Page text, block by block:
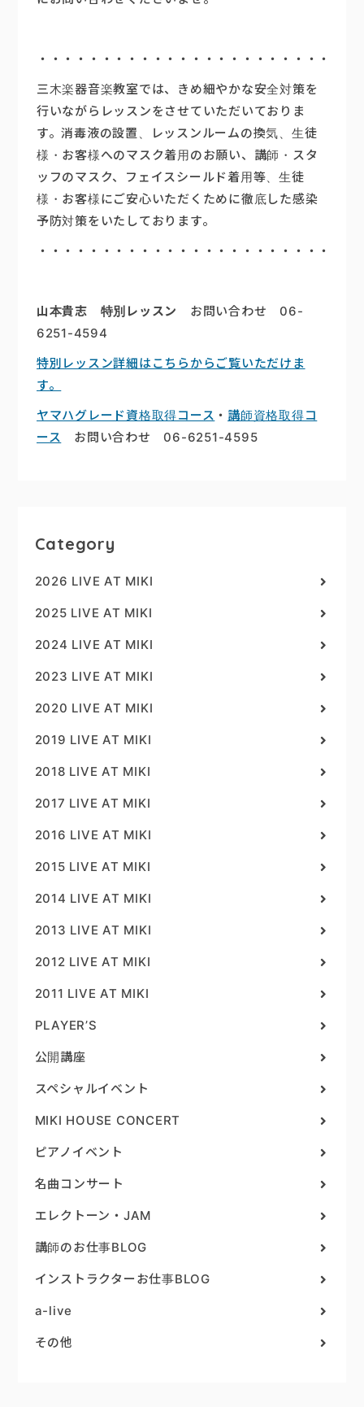
・・・・・・・・・・・・・・・・・・・・・・・・
三木楽器音楽教室では、きめ細やかな安全対策を
行いながらレッスンをさせていただいておりま
す。消毒液の設置、レッスンルームの換気、生徒
様・お客様へのマスク着用のお願い、講師・スタ
ッフのマスク、フェイスシールド着用等、生徒
様・お客様にご安心いただくために徹底した感染
予防対策をいたしております。
・・・・・・・・・・・・・・・・・・・・・・・・
山本貴志 特別レッスン お問い合わせ 06-
6251-4594
特別レッスン詳細はこちらからご覧いただけま
す。
ヤマハグレード資格取得コース ・ 講師資格取得コ
ース お問い合わせ 06-6251-4595
Category
2026 LIVE AT MIKI
2025 LIVE AT MIKI
2024 LIVE AT MIKI
2023 LIVE AT MIKI
2020 LIVE AT MIKI
2019 LIVE AT MIKI
2018 LIVE AT MIKI
2017 LIVE AT MIKI
2016 LIVE AT MIKI
2015 LIVE AT MIKI
2014 LIVE AT MIKI
2013 LIVE AT MIKI
2012 LIVE AT MIKI
2011 LIVE AT MIKI
PLAYER’S
公開講座
スペシャルイベント
MIKI HOUSE CONCERT
ピアノイベント
名曲コンサート
エレクトーン・JAM
講師のお仕事BLOG
インストラクターお仕事BLOG
a-live
その他